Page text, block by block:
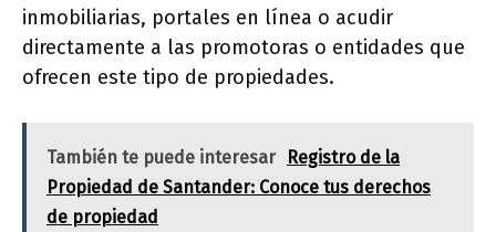
inmobiliarias, portales en línea o acudir
directamente a las promotoras o entidades que
ofrecen este tipo de propiedades.
También te puede interesar
Registro de la
Propiedad de Santander: Conoce tus derechos
de propiedad